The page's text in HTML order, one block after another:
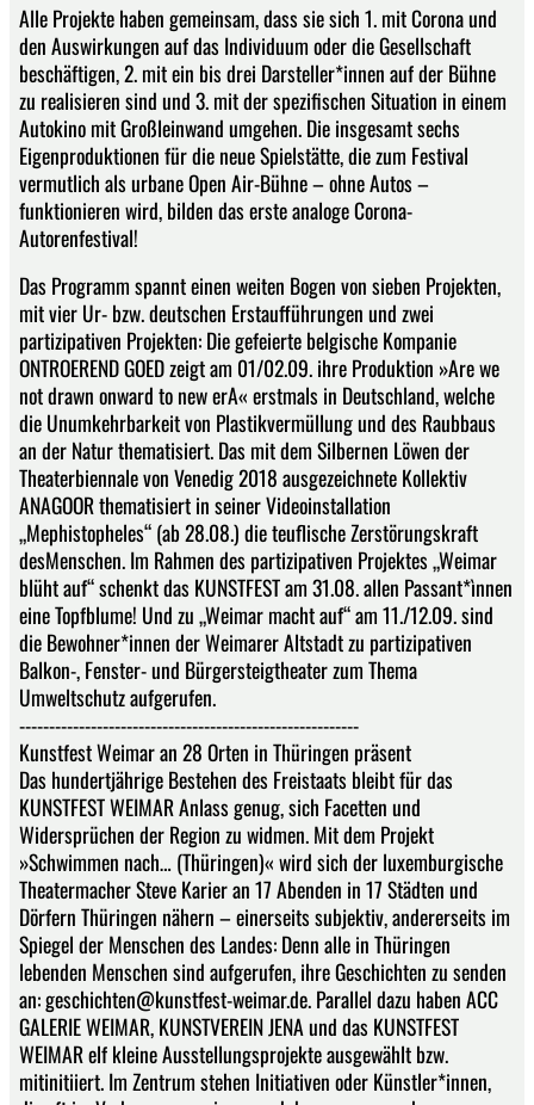
Alle Projekte haben gemeinsam, dass sie sich 1. mit Corona und
den Auswirkungen auf das Individuum oder die Gesellschaft
beschäftigen, 2. mit ein bis drei Darsteller*innen auf der Bühne
zu realisieren sind und 3. mit der spezifischen Situation in einem
Autokino mit Großleinwand umgehen. Die insgesamt sechs
Eigenproduktionen für die neue Spielstätte, die zum Festival
vermutlich als urbane Open Air-Bühne – ohne Autos –
funktionieren wird, bilden das erste analoge Corona-
Autorenfestival!
Das Programm spannt einen weiten Bogen von sieben Projekten,
mit vier Ur- bzw. deutschen Erstaufführungen und zwei
partizipativen Projekten: Die gefeierte belgische Kompanie
ONTROEREND GOED zeigt am 01/02.09. ihre Produktion »Are we
not drawn onward to new erA« erstmals in Deutschland, welche
die Unumkehrbarkeit von Plastikvermüllung und des Raubbaus
an der Natur thematisiert. Das mit dem Silbernen Löwen der
Theaterbiennale von Venedig 2018 ausgezeichnete Kollektiv
ANAGOOR thematisiert in seiner Videoinstallation
„Mephistopheles“ (ab 28.08.) die teuflische Zerstörungskraft
desMenschen. Im Rahmen des partizipativen Projektes „Weimar
blüht auf“ schenkt das KUNSTFEST am 31.08. allen Passant*ìnnen
eine Topfblume! Und zu „Weimar macht auf“ am 11./12.09. sind
die Bewohner*innen der Weimarer Altstadt zu partizipativen
Balkon-, Fenster- und Bürgersteigtheater zum Thema
Umweltschutz aufgerufen.
---------------------------------------------------------
Kunstfest Weimar an 28 Orten in Thüringen präsent
Das hundertjährige Bestehen des Freistaats bleibt für das
KUNSTFEST WEIMAR Anlass genug, sich Facetten und
Widersprüchen der Region zu widmen. Mit dem Projekt
»Schwimmen nach… (Thüringen)« wird sich der luxemburgische
Theatermacher Steve Karier an 17 Abenden in 17 Städten und
Dörfern Thüringen nähern – einerseits subjektiv, andererseits im
Spiegel der Menschen des Landes: Denn alle in Thüringen
lebenden Menschen sind aufgerufen, ihre Geschichten zu senden
an: geschichten@kunstfest-weimar.de. Parallel dazu haben ACC
GALERIE WEIMAR, KUNSTVEREIN JENA und das KUNSTFEST
WEIMAR elf kleine Ausstellungsprojekte ausgewählt bzw.
mitinitiiert. Im Zentrum stehen Initiativen oder Künstler*innen,